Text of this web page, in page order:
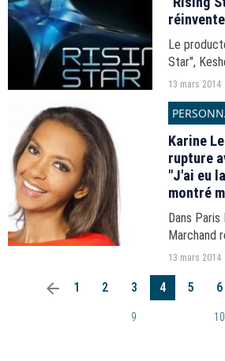
Le
Star",
réinventer
!".
13 mars 2014
Karine
rupture
"J'ai eu
montré
Dans
Marchand
13 mars 2014
arrow_left 1 2 3 4 5 6
9 10